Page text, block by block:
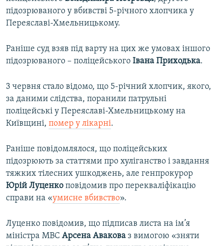
підозрюваного у вбивстві 5-річного хлопчика у
Переяславі-Хмельницькому.
Раніше суд взяв під варту на цих же умовах іншого
підозрюваного – поліцейського Івана Приходька.
3 червня стало відомо, що 5-річний хлопчик, якого,
за даними слідства, поранили патрульні
поліцейські у Переяславі-Хмельницькому на
Київщині, помер у лікарні.
Раніше повідомлялося, що поліцейських
підозрюють за статтями про хуліганство і завдання
тяжких тілесних ушкоджень, але генпрокурор
Юрій Луценко повідомив про перекваліфікацію
справи на «умисне вбивство».
Луценко повідомив, що підписав листа на ім’я
міністра МВС Арсена Авакова з вимогою «зняти